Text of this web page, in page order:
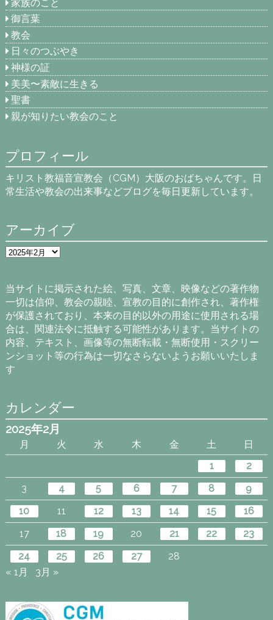
家族のこと
御言葉
教会
日々のつぶやき
神様の証
美美〜素敵に生きる
聖書
親が知りたい教会のこと
プロフィール
キリスト教福音宣教会（CGM）大阪のおばちゃんです。日
常生活や教会の出来事などブログを毎日更新しています。
アーカイブ
ア
ー
ブ
当サイトに掲示された絵、写真、文章、映像などの著作物
一切は信仰、教会の親睦、宣教の目的に創作され、著作権
が保護されており、本来の目的以外の用途に使用される場
合は、関連法令に抵触する可能性があります。当サイトの
内容、テキスト、画像等の無断転載・無断使用・スクリー
ンショット等の行為は一切なさらないようお願いいたしま
す
カレンダー
2025年2月
月 火 水 木 金 土
日
1
2
3
4 5 6 7 8
9
10
11 12 13 14 15
16
17
18 19 20 21 22
23
24
25 26 27
28
« 1月
3月 »